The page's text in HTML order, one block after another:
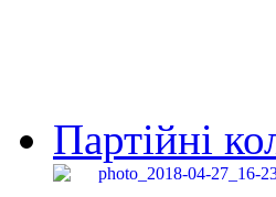
Партійні